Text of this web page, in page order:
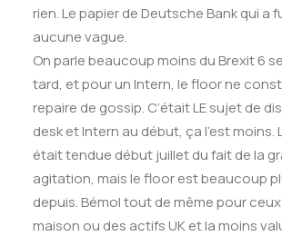
rien. Le papier de Deutsche Bank qui a
aucune vague.
On parle beaucoup moins du Brexit 6
tard, et pour un Intern, le floor ne
repaire de gossip. C’était LE sujet de
desk et Intern au début, ça l’est moins.
était tendue début juillet du fait de la
agitation, mais le floor est beaucoup
depuis. Bémol tout de même pour
maison ou des actifs UK et la moins